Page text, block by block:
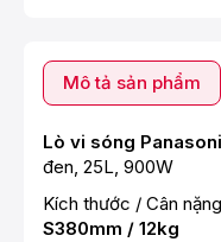
Mô tả sản phẩm
Lò vi sóng
đen, 25L, 900W
Kích thước / Cân
S380mm / 12kg